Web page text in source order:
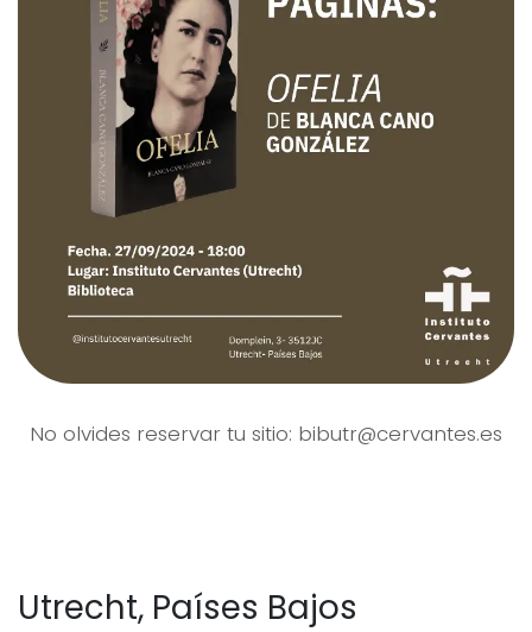
No olvides reservar tu sitio: bibutr@cervantes.es
Utrecht, Países Bajos